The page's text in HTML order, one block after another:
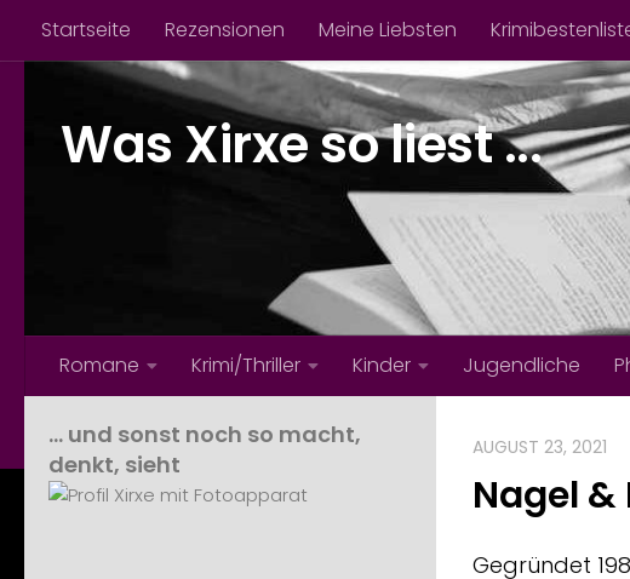
Zum Inhalt springen
Startseite Rezensionen Meine Liebsten
Was Xirxe so liest ...
Romane Krimi/Thriller Kinder Jugendliche
AUGUST 23, 2021
Nagel
Gegründet
… und sonst noch so macht,
denkt, sieht